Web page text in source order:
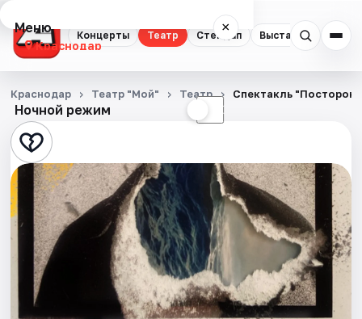
Концерты Театр Стендап Выставки
Меню ×
Краснодар
Концерты
Театр
Стендап
Выставки
Квесты
Экскурсии
Спорт
Ночной режим ☾
Краснодар Театр "Мой" Театр Спектакль